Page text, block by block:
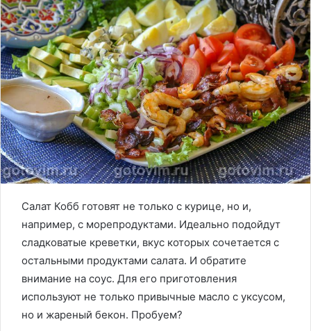
Салат Кобб готовят не только с курице, но и,
например, с морепродуктами. Идеально подойдут
сладковатые креветки, вкус которых сочетается с
остальными продуктами салата. И обратите
внимание на соус. Для его приготовления
используют не только привычные масло с уксусом,
но и жареный бекон. Пробуем?